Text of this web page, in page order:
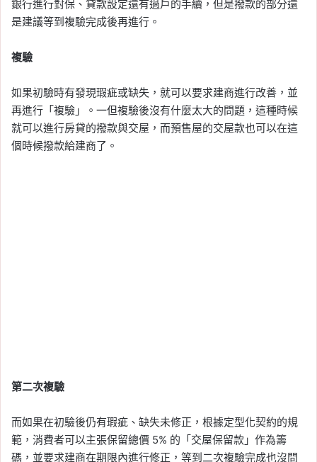
銀行進行對保、貸款設定還有過戶的手續，但是撥款的部分還
是建議等到複驗完成後再進行。
複驗
如果初驗時有發現瑕疵或缺失，就可以要求建商進行改善，並
再進行「複驗」。一但複驗後沒有什麼太大的問題，這種時候
就可以進行房貸的撥款與交屋，而預售屋的交屋款也可以在這
個時候撥款給建商了。
第二次複驗
而如果在初驗後仍有瑕疵、缺失未修正，根據定型化契約的規
範，消費者可以主張保留總價 5% 的「交屋保留款」作為籌
碼，並要求建商在期限內進行修正，等到二次複驗完成也沒問